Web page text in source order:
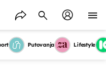
Putovanja Lifestyle